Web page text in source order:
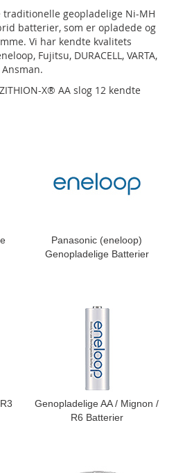
traditionelle geopladelige Ni-MH
batterier, som er opladede og
Vi har kendte kvalitets
Fujitsu, DURACELL, VARTA,
Ansman.
X® AA slog 12 kendte
Panasonic (eneloop)
Genopladelige Batterier
Genopladelige AA / Mignon /
R6 Batterier